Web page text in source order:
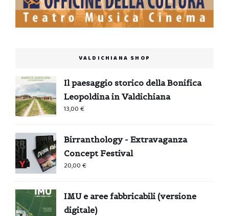
VALDICHIANA SHOP
Il paesaggio storico della Bonifica
Leopoldina in Valdichiana
13,00€
Birranthology - Extravaganza
Concept Festival
20,00€
IMU e aree fabbricabili (versione
digitale)